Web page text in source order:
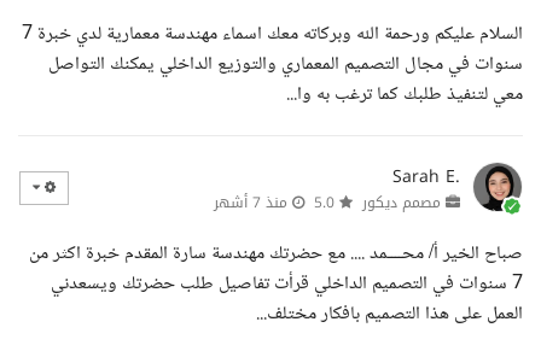
السلام عليكم ورحمة الله وبركاته معك اسماء مهندسة معمارية لدي خبرة 7
سنوات في مجال التصميم المعماري والتوزيع الداخلي يمكنك التواصل
معي لتنفيذ طلبك كما ترغب به وا...
Sarah E.
مصمم ديكور منذ 7 أشهر
صباح الخير أ/ محــــمد .... مع حضرتك مهندسة سارة المقدم خبرة اكثر من
7 سنوات في التصميم الداخلي قرأت تفاصيل طلب حضرتك ويسعدني
العمل على هذا التصميم بافكار مختلف...